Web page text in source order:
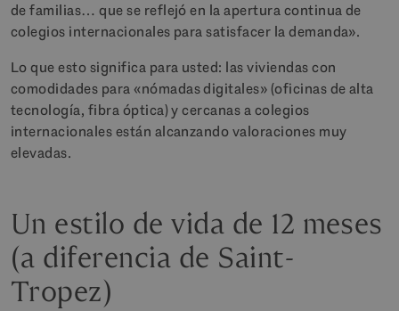
de familias… que se reflejó en la apertura continua de
colegios internacionales para satisfacer la demanda».
Lo que esto significa para usted: las viviendas con
comodidades para «nómadas digitales» (oficinas de alta
tecnología, fibra óptica) y cercanas a colegios
internacionales están alcanzando valoraciones muy
elevadas.
Un estilo de vida de 12 meses
(a diferencia de Saint-
Tropez)